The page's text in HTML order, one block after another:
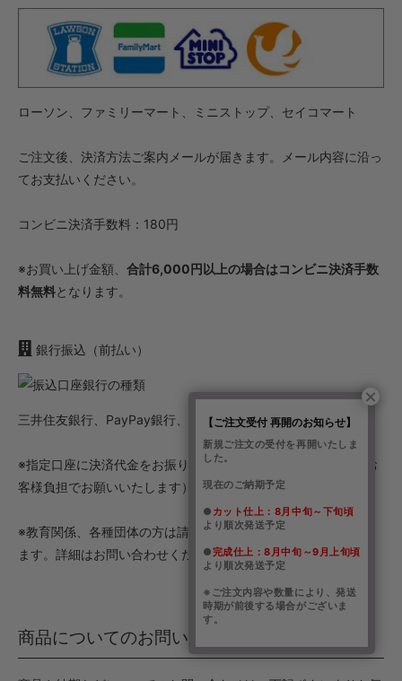
ローソン、ファミリーマート、ミニストップ、セイコマート
ご注文後、決済方法ご案内メールが届きます。メール内容に沿っ
てお支払いください。
コンビニ決済手数料：180円
※お買い上げ金額、 合計6,000円以上の場合はコンビニ決済手数
料無料となります。
銀行振込（前払い）
三井住友銀行、PayPay銀行、ゆうちょ銀行
※指定口座に決済代金をお振り込みください。（振込手数料はお
客様負担でお願いいたします）
※教育関係、各種団体の方は請求書後払いご対応させていただき
ます。詳細はお問い合わせください。
商品についてのお問い合わせ
【ご注文受付 再開のお知らせ】
新規ご注文の受付を再開いたしま
した。
現在のご納期予定
● カット仕上：8月中旬～下旬頃
より順次発送予定
●完成仕上：8月中旬～9月上旬頃
より順次発送予定
※ご注文内容や数量により、発送
時期が前後する場合がございま
す。